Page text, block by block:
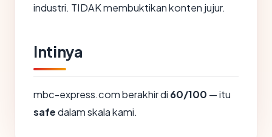
industri. TIDAK membuktikan konten jujur.
Intinya
mbc-express.com berakhir di 60/100 — itu
safedalam skala kami.